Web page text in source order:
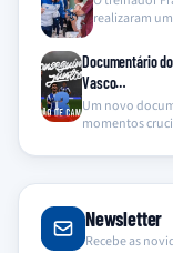
realizaram
Documentário
Vasco…
Um novo
momentos
Newsletter
Recebe as